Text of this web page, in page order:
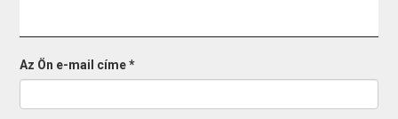
Az Ön e-mail címe*